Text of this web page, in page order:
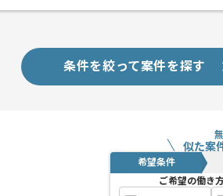
条件を絞って案件を探す
似た案
希望条件
ご希望の働き